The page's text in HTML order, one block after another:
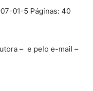
01-5 Páginas: 40
– e pelo e-mail –